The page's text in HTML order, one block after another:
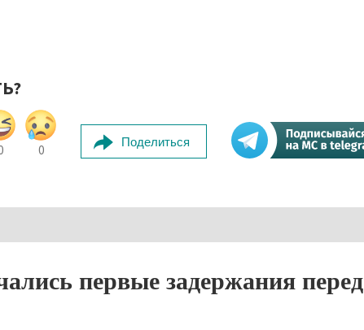
0
Поделиться
первые задержания